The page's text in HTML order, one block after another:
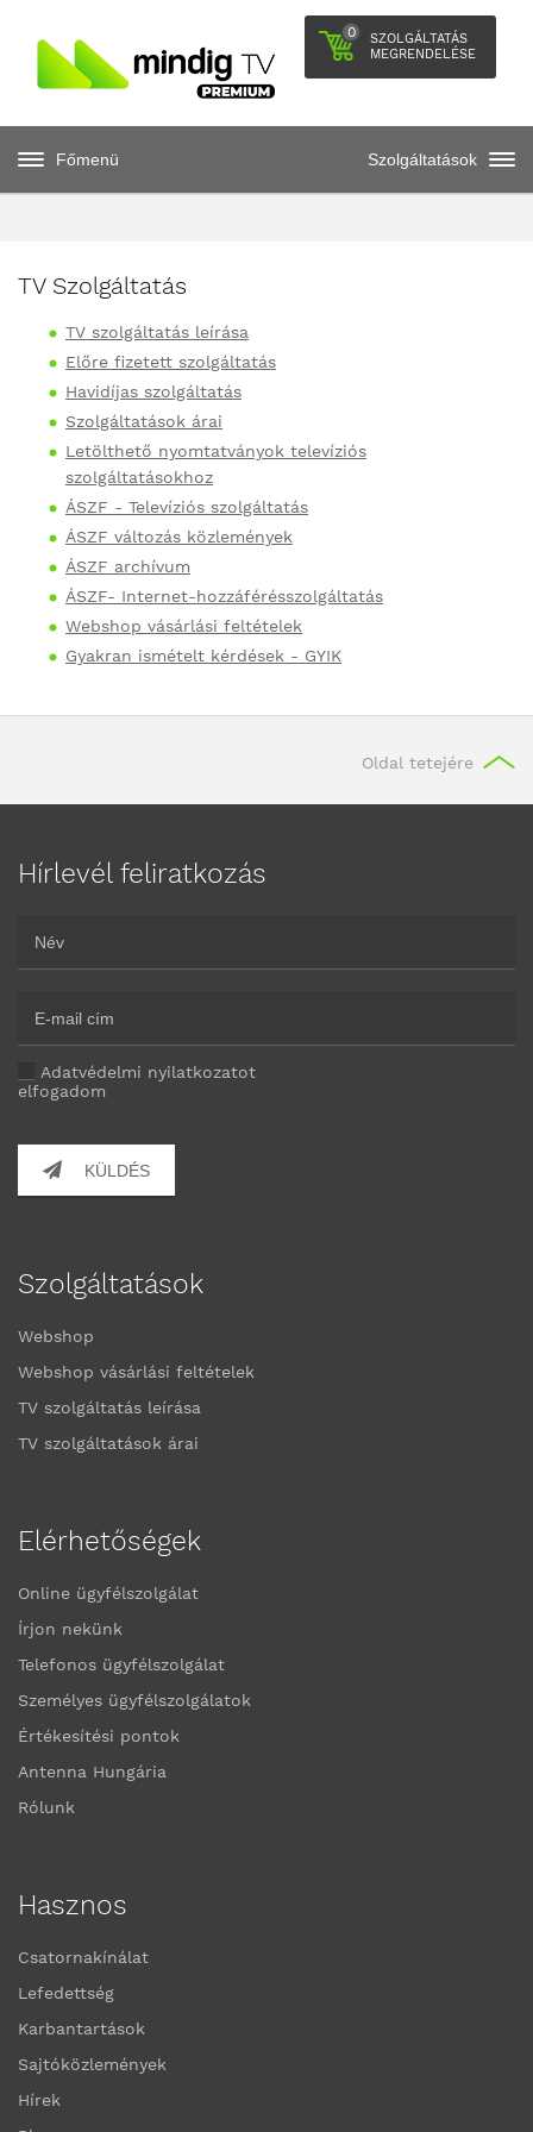
0
SZOLGÁLTATÁS
MEGRENDELÉSE
Főmenü Szolgáltatások
TV Szolgáltatás
TV szolgáltatás leírása
Előre fizetett szolgáltatás
Havidíjas szolgáltatás
Szolgáltatások árai
Letölthető nyomtatványok televíziós
szolgáltatásokhoz
ÁSZF - Televíziós szolgáltatás
ÁSZF változás közlemények
ÁSZF archívum
ÁSZF- Internet-hozzáférésszolgáltatás
Webshop vásárlási feltételek
Gyakran ismételt kérdések - GYIK
Oldal tetejére
Hírlevél feliratkozás
Adatvédelmi nyilatkozatot
elfogadom
KÜLDÉS
Szolgáltatások
Webshop
Webshop vásárlási feltételek
TV szolgáltatás leírása
TV szolgáltatások árai
Elérhetőségek
Online ügyfélszolgálat
Írjon nekünk
Telefonos ügyfélszolgálat
Személyes ügyfélszolgálatok
Értékesítési pontok
Antenna Hungária
Rólunk
Hasznos
Csatornakínálat
Lefedettség
Karbantartások
Sajtóközlemények
Hírek